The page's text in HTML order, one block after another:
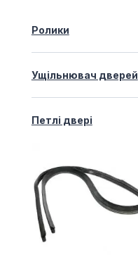
Ролики
Ущільнювач дверей
Петлі двері